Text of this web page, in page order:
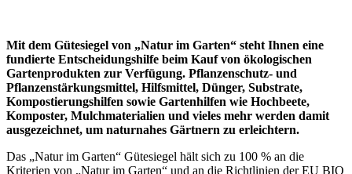
Mit dem Gütesiegel von „Natur im Garten“ steht Ihnen eine
fundierte Entscheidungshilfe beim Kauf von ökologischen
Gartenprodukten zur Verfügung. Pflanzenschutz- und
Pflanzenstärkungsmittel, Hilfsmittel, Dünger, Substrate,
Kompostierungshilfen sowie Gartenhilfen wie Hochbeete,
Komposter, Mulchmaterialien und vieles mehr werden damit
ausgezeichnet, um naturnahes Gärtnern zu erleichtern.
Das „Natur im Garten“ Gütesiegel hält sich zu 100 % an die
Kriterien von „Natur im Garten“ und an die Richtlinien der EU BIO